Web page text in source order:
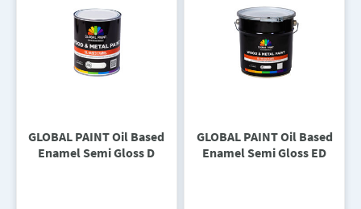
GLOBAL PAINT Oil Based
Enamel Semi Gloss D
GLOBAL PAINT Oil Based
Enamel Semi Gloss ED